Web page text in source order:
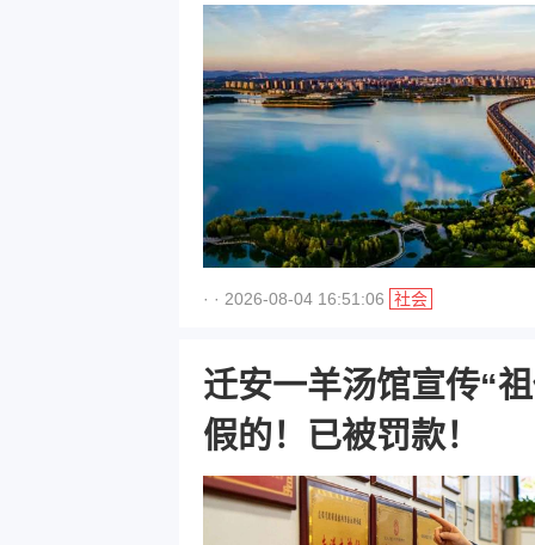
· · 2026-08-04 16:51:06 社会
迁安一羊汤馆宣传“
假的！已被罚款！